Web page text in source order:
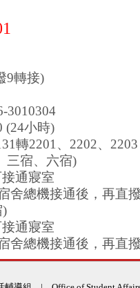
9轉接)
3010304
(24小時)
轉2201、2202、2203
三宿、六宿)
寢室
接通後，再直撥
寢室
接通後，再直撥